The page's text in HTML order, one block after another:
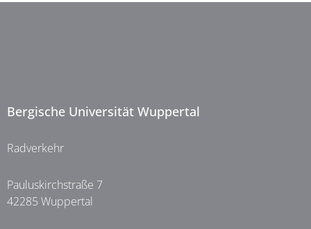
Bergische Universität Wuppertal
Radverkehr
Pauluskirchstraße 7
42285 Wuppertal